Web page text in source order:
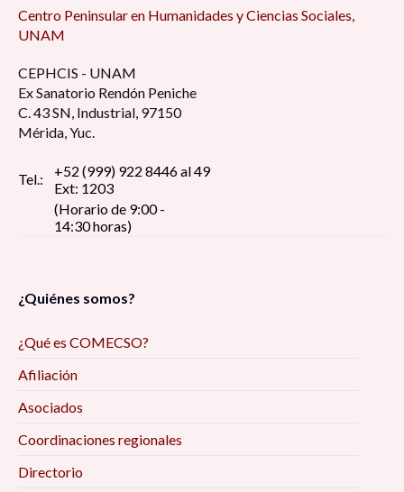
Centro Peninsular en Humanidades y Ciencias Sociales,
UNAM
CEPHCIS - UNAM
Ex Sanatorio Rendón Peniche
C. 43 SN, Industrial, 97150
Mérida, Yuc.
Tel.:
+52 (999) 922 8446 al 49
Ext: 1203
(Horario de 9:00 -
14:30 horas)
¿Quiénes somos?
¿Qué es COMECSO?
Afiliación
Asociados
Coordinaciones regionales
Directorio